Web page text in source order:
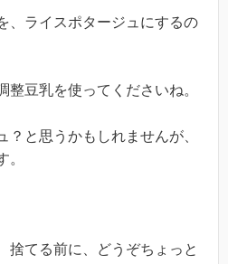
、ライスポタージュにするの
整豆乳を使ってくださいね。
？と思うかもしれませんが、
。
捨てる前に、どうぞちょっと